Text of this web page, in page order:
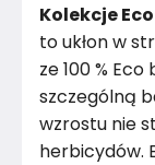
Kolekcje
to ukłon w
ze 100 %
szczególną
wzrostu nie
herbicydów.